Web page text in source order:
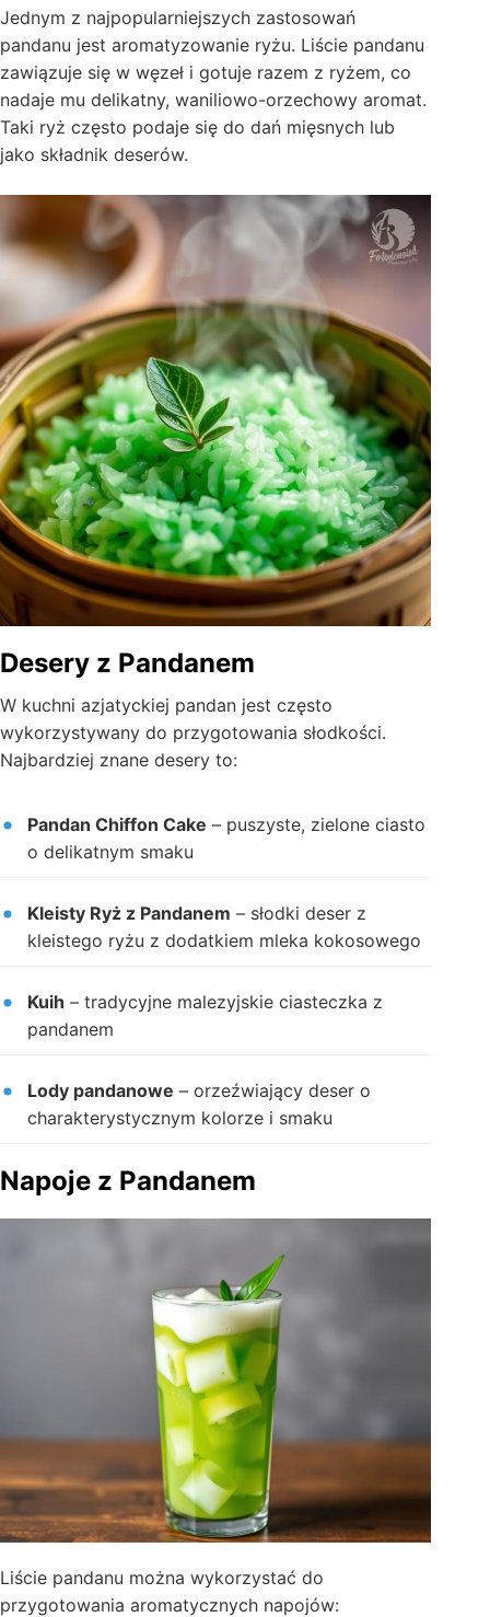
Jednym z najpopularniejszych zastosowań
pandanu jest aromatyzowanie ryżu. Liście pandanu
zawiązuje się w węzeł i gotuje razem z ryżem, co
nadaje mu delikatny, waniliowo-orzechowy aromat.
Taki ryż często podaje się do dań mięsnych lub
jako składnik deserów.
Desery z Pandanem
W kuchni azjatyckiej pandan jest często
wykorzystywany do przygotowania słodkości.
Najbardziej znane desery to:
Pandan Chiffon Cake – puszyste, zielone ciasto
o delikatnym smaku
Kleisty Ryż z Pandanem – słodki deser z
kleistego ryżu z dodatkiem mleka kokosowego
Kuih – tradycyjne malezyjskie ciasteczka z
pandanem
Lody pandanowe – orzeźwiający deser o
charakterystycznym kolorze i smaku
Napoje z Pandanem
Liście pandanu można wykorzystać do
przygotowania aromatycznych napojów: